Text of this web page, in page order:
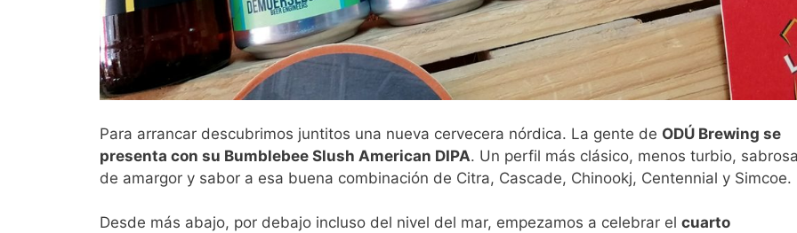
Para arrancar descubrimos juntitos una nueva cervecera nórdica. La gente de ODÚ Brewing se
presenta con su Bumblebee Slush American DIPA. Un perfil más clásico, menos turbio,
de amargor y sabor a esa buena combinación de Citra, Cascade, Chinookj, Centennial y Simcoe.
Desde más abajo, por debajo incluso del nivel del mar, empezamos a celebrar el cuarto